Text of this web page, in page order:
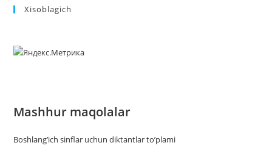
Xisoblagich
Mashhur maqolalar
Boshlang’ich sinflar uchun diktantlar to’plami